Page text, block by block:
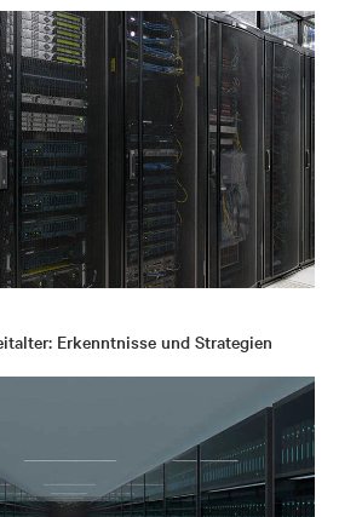
Erkenntnisse und Strategien